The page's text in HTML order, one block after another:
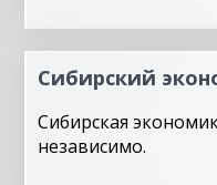
Сибирский
Сибирская
независимо.